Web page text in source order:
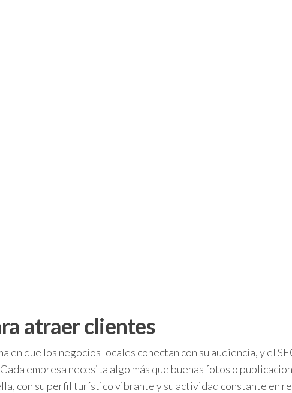
atraer clientes
que los negocios locales conectan con su audiencia, y el
empresa necesita algo más que buenas fotos o
con su perfil turístico vibrante y su actividad constante en